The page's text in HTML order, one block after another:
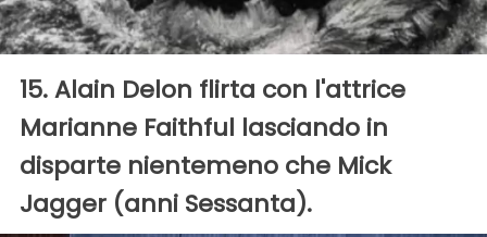
15. Alain Delon flirta con l'attrice
Marianne Faithful lasciando in
disparte nientemeno che Mick
Jagger (anni Sessanta).